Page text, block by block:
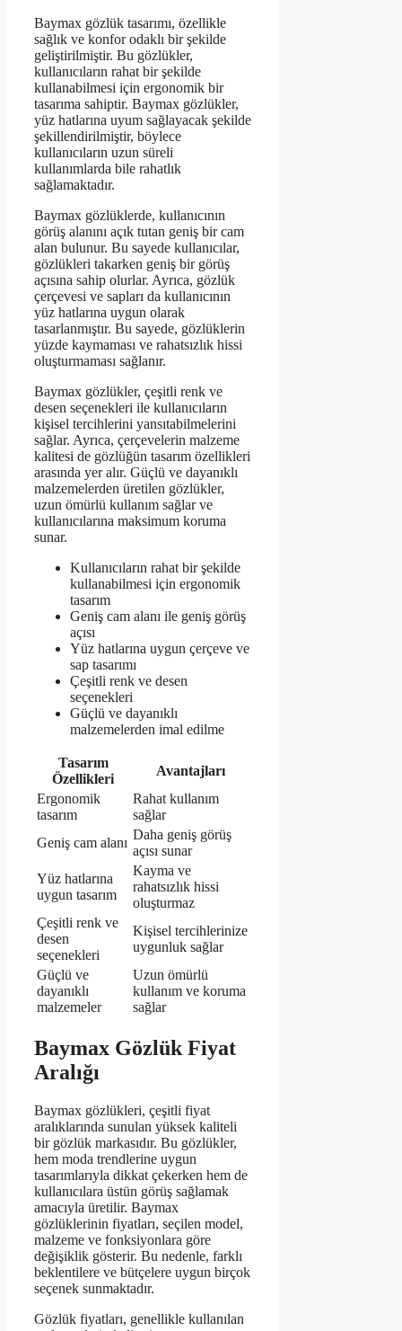
Baymax gözlük tasarımı, özellikle
sağlık ve konfor odaklı bir şekilde
geliştirilmiştir. Bu gözlükler,
kullanıcıların rahat bir şekilde
kullanabilmesi için ergonomik bir
tasarıma sahiptir. Baymax gözlükler,
yüz hatlarına uyum sağlayacak şekilde
şekillendirilmiştir, böylece
kullanıcıların uzun süreli
kullanımlarda bile rahatlık
sağlamaktadır.
Baymax gözlüklerde, kullanıcının
görüş alanını açık tutan geniş bir cam
alan bulunur. Bu sayede kullanıcılar,
gözlükleri takarken geniş bir görüş
açısına sahip olurlar. Ayrıca, gözlük
çerçevesi ve sapları da kullanıcının
yüz hatlarına uygun olarak
tasarlanmıştır. Bu sayede, gözlüklerin
yüzde kaymaması ve rahatsızlık hissi
oluşturmaması sağlanır.
Baymax gözlükler, çeşitli renk ve
desen seçenekleri ile kullanıcıların
kişisel tercihlerini yansıtabilmelerini
sağlar. Ayrıca, çerçevelerin malzeme
kalitesi de gözlüğün tasarım özellikleri
arasında yer alır. Güçlü ve dayanıklı
malzemelerden üretilen gözlükler,
uzun ömürlü kullanım sağlar ve
kullanıcılarına maksimum koruma
sunar.
Kullanıcıların rahat bir şekilde
kullanabilmesi için ergonomik
tasarım
Geniş cam alanı ile geniş görüş
açısı
Yüz hatlarına uygun çerçeve ve
sap tasarımı
Çeşitli renk ve desen
seçenekleri
Güçlü ve dayanıklı
malzemelerden imal edilme
Tasarım
Özellikleri
Avantajları
Ergonomik
tasarım
Rahat kullanım
sağlar
Geniş cam alanı
Daha geniş görüş
açısı sunar
Yüz hatlarına
uygun tasarım
Kayma ve
rahatsızlık hissi
oluşturmaz
Çeşitli renk ve
desen
seçenekleri
Kişisel tercihlerinize
uygunluk sağlar
Güçlü ve
dayanıklı
malzemeler
Uzun ömürlü
kullanım ve koruma
sağlar
Baymax Gözlük Fiyat
Aralığı
Baymax gözlükleri, çeşitli fiyat
aralıklarında sunulan yüksek kaliteli
bir gözlük markasıdır. Bu gözlükler,
hem moda trendlerine uygun
tasarımlarıyla dikkat çekerken hem de
kullanıcılara üstün görüş sağlamak
amacıyla üretilir. Baymax
gözlüklerinin fiyatları, seçilen model,
malzeme ve fonksiyonlara göre
değişiklik gösterir. Bu nedenle, farklı
beklentilere ve bütçelere uygun birçok
seçenek sunmaktadır.
Gözlük fiyatları, genellikle kullanılan